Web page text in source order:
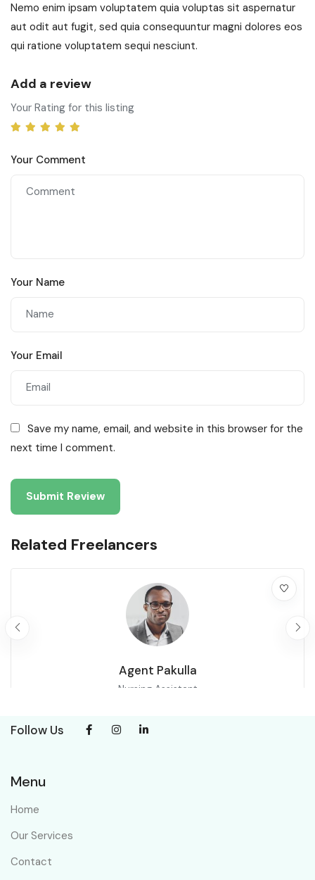
Nemo enim ipsam voluptatem quia voluptas sit aspernatur
aut odit aut fugit, sed quia consequuntur magni dolores eos
qui ratione voluptatem sequi nesciunt.
Add a review
Your Rating for this listing
Your Comment
Your Name
Your Email
Save my name, email, and website in this browser for the
next time I comment.
Related Freelancers
Agent Pakulla
Nursing Assistant
Iran
Follow Us
Menu
Home
Our Services
Contact